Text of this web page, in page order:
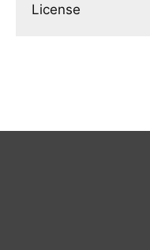
License